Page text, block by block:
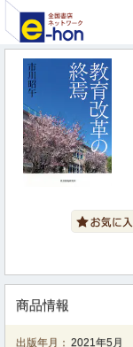
商品情報
出版年月： 2021年5月